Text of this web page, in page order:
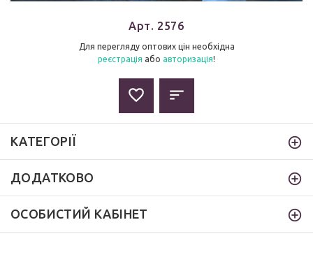
Арт. 2576
Для перегляду оптових цін необхідна
реєстрація або авторизація!
КАТЕГОРІЇ
ДОДАТКОВО
ОСОБИСТИЙ КАБІНЕТ